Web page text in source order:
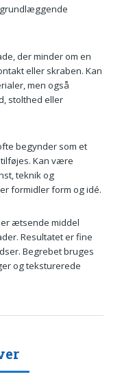
der minder om en
eller skraben. Kan
men også
stolthed eller
begynder som et
Kan være
teknik og
formidler form og idé.
ætsende middel
Resultatet er fine
Begrebet bruges
og teksturerede